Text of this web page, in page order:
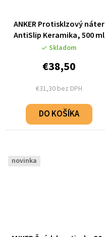
ANKER Protisklzový náter
AntiSlip Keramika, 500 ml
Skladom
€31,30 bez DPH
€38,50
DO KOŠÍKA
novinka